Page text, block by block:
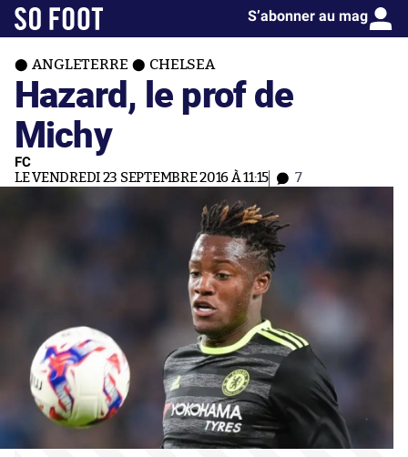
S’abonner au mag
ANGLETERRE CHELSEA
Hazard, le prof de
Michy
FC
LE VENDREDI 23 SEPTEMBRE 2016 À 11:15 7